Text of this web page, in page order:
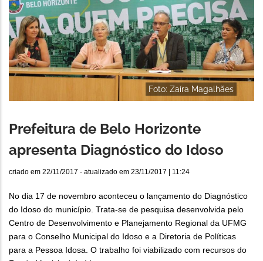
Foto: Zaíra Magalhães
Prefeitura de Belo Horizonte
apresenta Diagnóstico do Idoso
criado em 22/11/2017 - atualizado em 23/11/2017 | 11:24
No dia 17 de novembro aconteceu o lançamento do Diagnóstico
do Idoso do município. Trata-se de pesquisa desenvolvida pelo
Centro de Desenvolvimento e Planejamento Regional da UFMG
para o Conselho Municipal do Idoso e a Diretoria de Políticas
para a Pessoa Idosa. O trabalho foi viabilizado com recursos do